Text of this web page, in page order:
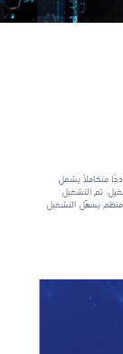
متكاملًا يشمل
ثم التشغيل
منظم يسهّل التشغيل